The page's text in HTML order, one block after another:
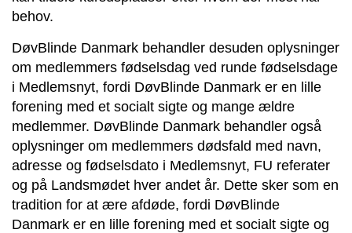
behov.
DøvBlinde Danmark behandler desuden oplysninger
om medlemmers fødselsdag ved runde fødselsdage
i Medlemsnyt, fordi DøvBlinde Danmark er en lille
forening med et socialt sigte og mange ældre
medlemmer. DøvBlinde Danmark behandler også
oplysninger om medlemmers dødsfald med navn,
adresse og fødselsdato i Medlemsnyt, FU referater
og på Landsmødet hver andet år. Dette sker som en
tradition for at ære afdøde, fordi DøvBlinde
Danmark er en lille forening med et socialt sigte og